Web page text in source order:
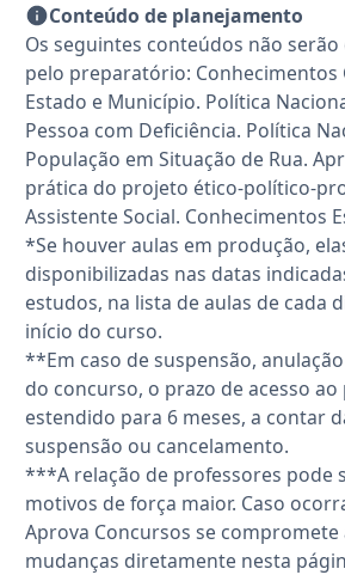
Conteúdo de planejamento
Os seguintes conteúdos não
pelo preparatório: Conhecimentos
Estado e Município. Política
Pessoa com Deficiência. Política
População em Situação de Rua.
prática do projeto ético-político-
Assistente Social. Conhecimentos
*Se houver aulas em produção,
disponibilizadas nas datas
estudos, na lista de aulas de cada
início do curso.
**Em caso de suspensão,
do concurso, o prazo de acesso
estendido para 6 meses, a contar
suspensão ou cancelamento.
***A relação de professores pode
motivos de força maior. Caso
Aprova Concursos se
mudanças diretamente nesta